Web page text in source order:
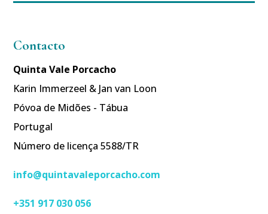
Contacto
Quinta Vale Porcacho
Karin Immerzeel & Jan van Loon
Póvoa de Midões - Tábua
Portugal
Número de licença 5588/TR
info@quintavaleporcacho.com
+351 917 030 056